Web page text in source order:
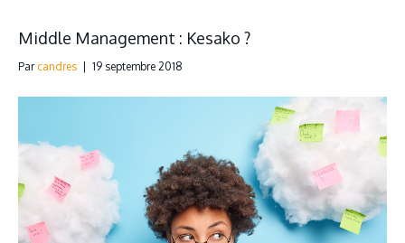
Middle Management : Kesako ?
Par candres | 19 septembre 2018